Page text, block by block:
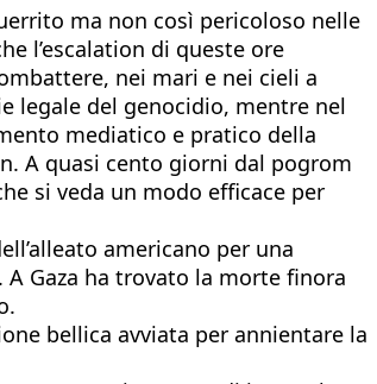
ma non così pericoloso nelle
l’escalation di queste ore
nei mari e nei cieli a
legale del genocidio, mentre nel
mediatico e pratico della
A quasi cento giorni dal pogrom
si veda un modo efficace per
americano per una
Gaza ha trovato la morte finora
bellica avviata per annientare la